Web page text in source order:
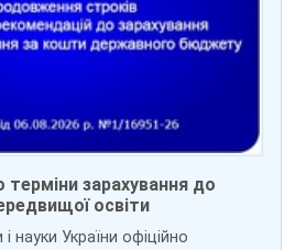
зарахування до
освіти
науки України офіційно